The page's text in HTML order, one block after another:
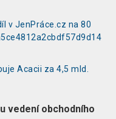
v JenPráce.cz na 80
Acacii za 4,5 mld.
vedení obchodního